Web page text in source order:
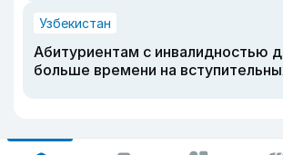
Узбекистан
Абитуриентам с инвалидностью
больше времени на